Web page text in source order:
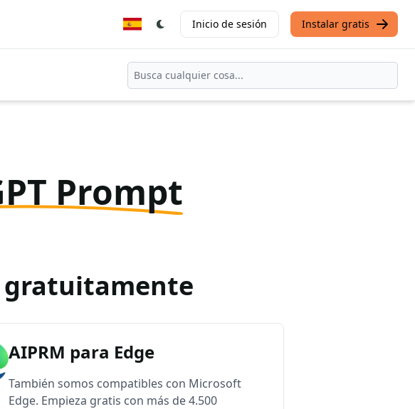
Inicio de sesión Instalar gratis
Prompt
gratuitamente
AIPRM para Edge
También somos compatibles con Microsoft
Edge. Empieza gratis con más de 4.500